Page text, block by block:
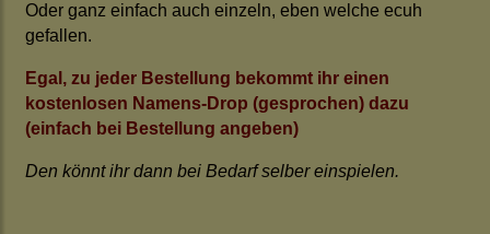
Oder ganz einfach auch einzeln, eben welche ecuh
gefallen.
Egal, zu jeder Bestellung bekommt ihr einen
kostenlosen Namens-Drop (gesprochen) dazu
(einfach bei Bestellung angeben)
Den könnt ihr dann bei Bedarf selber einspielen.